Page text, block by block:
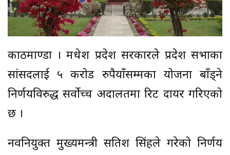
काठमाण्डौं । मधेश प्रदेश सरकारले प्रदेश सभाका
सांसदलाई ५ करोड रुपैयाँसम्मका योजना बाँड्ने
निर्णयविरुद्ध सर्वोच्च अदालतमा रिट दायर गरिएको
छ ।
नवनियुक्त मुख्यमन्त्री सतिश सिंहले गरेको निर्णय